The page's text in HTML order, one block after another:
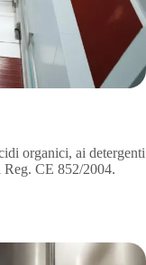
organici, ai detergenti
CE 852/2004.